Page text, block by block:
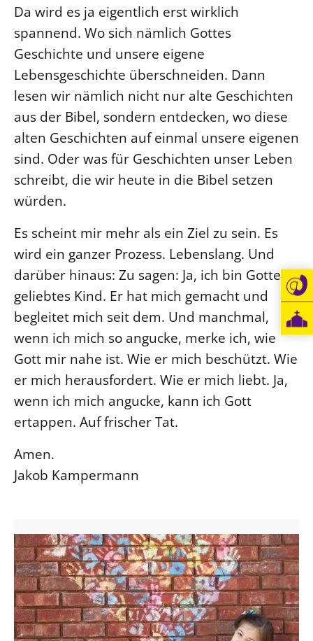
Da wird es ja eigentlich erst wirklich
spannend. Wo sich nämlich Gottes
Geschichte und unsere eigene
Lebensgeschichte überschneiden. Dann
lesen wir nämlich nicht nur alte Geschichten
aus der Bibel, sondern entdecken, wo diese
alten Geschichten auf einmal unsere eigenen
sind. Oder was für Geschichten unser Leben
schreibt, die wir heute in die Bibel setzen
würden.
Es scheint mir mehr als ein Ziel zu sein. Es
wird ein ganzer Prozess. Lebenslang. Und
darüber hinaus: Zu sagen: Ja, ich bin Gottes
geliebtes Kind. Er hat mich gemacht und
begleitet mich seit dem. Und manchmal,
wenn ich mich so angucke, merke ich, wie
Gott mir nahe ist. Wie er mich beschützt. Wie
er mich herausfordert. Wie er mich liebt. Ja,
wenn ich mich angucke, kann ich Gott
ertappen. Auf frischer Tat.
Amen.
Jakob Kampermann